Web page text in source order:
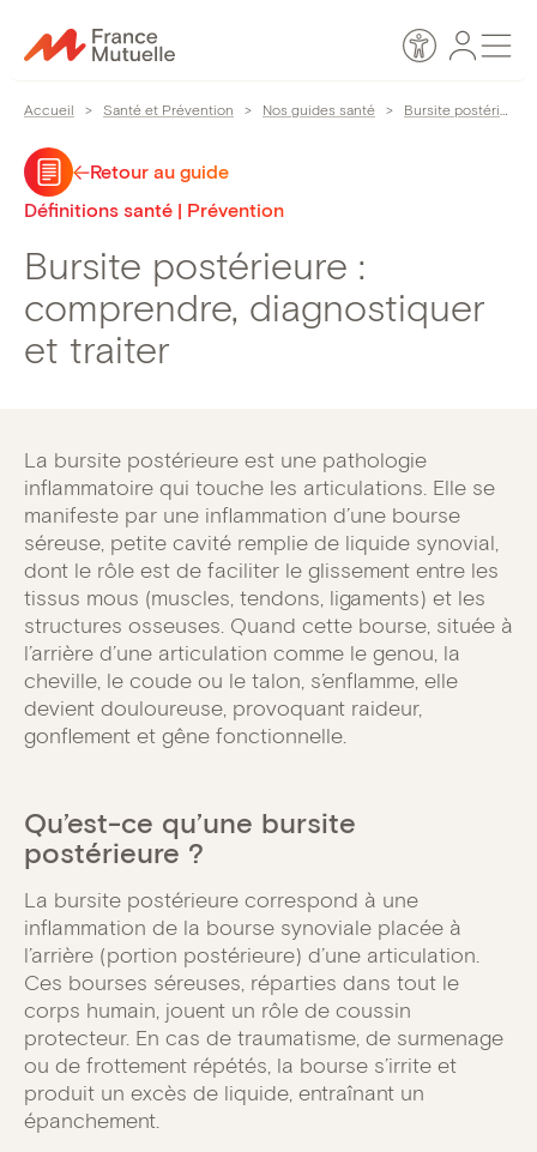
au
Accessibilité
Espace
Accueil > Santé et Prévention > Nos guides santé > Bursite postérieure : comprendre, diagnostiquer et traiter
Retour au guide
Définitions santé | Prévention
Bursite postérieure :
comprendre, diagnostiquer
et traiter
La bursite postérieure est une pathologie
inflammatoire qui touche les articulations. Elle se
manifeste par une inflammation d’une bourse
séreuse, petite cavité remplie de liquide synovial,
dont le rôle est de faciliter le glissement entre les
tissus mous (muscles, tendons, ligaments) et les
structures osseuses. Quand cette bourse, située à
l’arrière d’une articulation comme le genou, la
cheville, le coude ou le talon, s’enflamme, elle
devient douloureuse, provoquant raideur,
gonflement et gêne fonctionnelle.
Qu’est-ce qu’une bursite
postérieure ?
La bursite postérieure correspond à une
inflammation de la bourse synoviale placée à
l’arrière (portion postérieure) d’une articulation.
Ces bourses séreuses, réparties dans tout le
corps humain, jouent un rôle de coussin
protecteur. En cas de traumatisme, de surmenage
ou de frottement répétés, la bourse s’irrite et
produit un excès de liquide, entraînant un
épanchement.